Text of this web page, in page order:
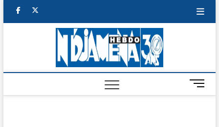
facebook
HEBDO
M
e